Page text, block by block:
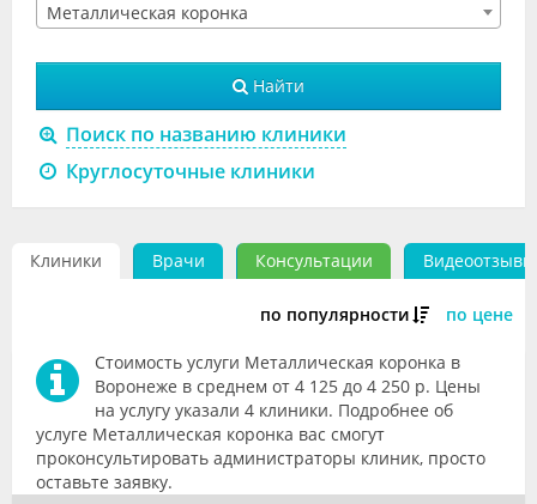
Объявления
Форум
Клиники
Лаборатории
Металлическая коронка
Найти
Поиск по названию клиники
Круглосуточные клиники
Клиники Врачи Консультации Видеоотзывы
по популярности по цене
Стоимость услуги Металлическая коронка в
Воронеже в среднем от 4 125 до 4 250 р. Цены
на услугу указали 4 клиники. Подробнее об
услуге Металлическая коронка вас смогут
проконсультировать администраторы клиник, просто
оставьте заявку.